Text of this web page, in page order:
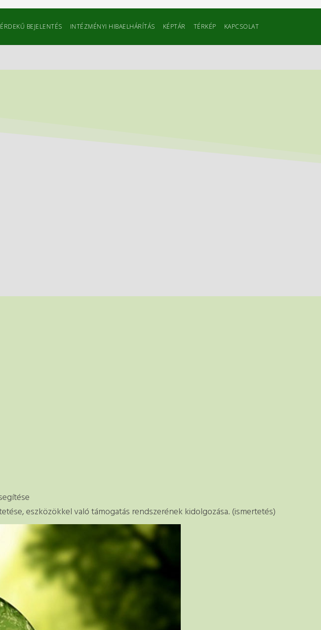
BEJELENTÉS INTÉZMÉNYI HIBAELHÁRÍTÁS KÉPTÁR TÉRKÉP KAPCSOLAT
eszközökkel való támogatás rendszerének kidolgozása. (ismertetés)